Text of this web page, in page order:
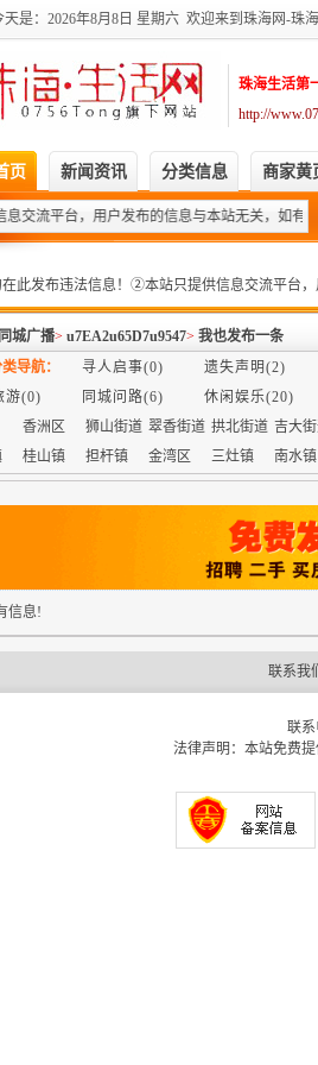
是：2026年8月8日 星期六 欢迎来到珠海网-珠海
珠海生活第
http://
页 新闻资讯 分类信息 商家黄
流平台，用户发布的信息与本站无关，如有需
此发布违法信息！②本站只提供信息交流平台，
同城广播> u7EA2u65D7u9547> 我也发布一条
导航：
寻人启事(0) 遗失声明(2)
游(0)
同城问路(6) 休闲娱乐(20)
香洲区 狮山街道 翠香街道 拱北街道 吉大
桂山镇 担杆镇 金湾区 三灶镇 南水镇
信息!
联系我们
联系
法律声明：本站免费